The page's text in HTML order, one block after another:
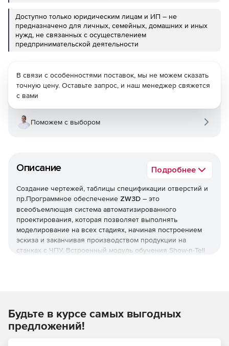
Доступно только юридическим лицам и ИП – не
предназначено для личных, семейных, домашних и иных
нужд, не связанных с осуществлением
предпринимательской деятельности
Описание Подробнее
Создание чертежей, таблицы спецификации отверстий и
пр.Программное обеспечение ZW3D – это
всеобъемлющая система автоматизированного
проектирования, которая позволяет выполнять
моделирование на всех стадиях, начиная построением
эскиза и заканчивая производством продукции на
станках с ЧПУ. Встроенный модуль обучения Show-n-Tell
библиотек компонентов. Интегрированная CAM-
технология предназначается для интеллектуальной и
адаптивной ЧПУ-обработки от 2 до 5 осей. САПР ZW3D
В связи с особенностями поставок, мы не можем сказать
точную цену. Оставьте запрос, и наш менеджер свяжется
с вами
Поможем с выбором
Будьте в курсе самых выгодных
предложений!